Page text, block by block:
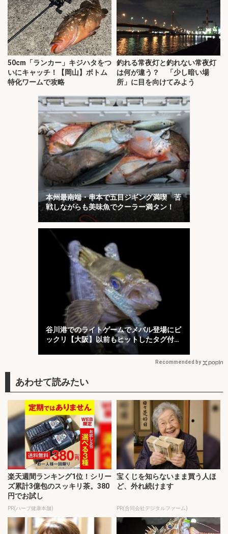
50cm「ランカー」キジハタをつ
いにキャッチ！【岡山】ボトム
特化ワームで攻略
釣れる常夜灯と釣れない常夜灯
は何が違う？ 「少し暗い場
所」に目を向けてみよう
本州最南端・串本で五目ジギング満喫 苦
戦しながらも美味魚でクーラー満タン！
谷川港でのライトゲームでメバル登場にビ
ックリ【大阪】以前もヒットしたタグ付き
Recommended by
楽天週間ランキング1位！シリー
ズ累計3億包のスッキリ茶。380
円でお試し
PR(ハーブ健康本舗)
宝くじを知らないまま買う人ほ
ど、外れ続けます
PR(合同会社デジタルファーム)